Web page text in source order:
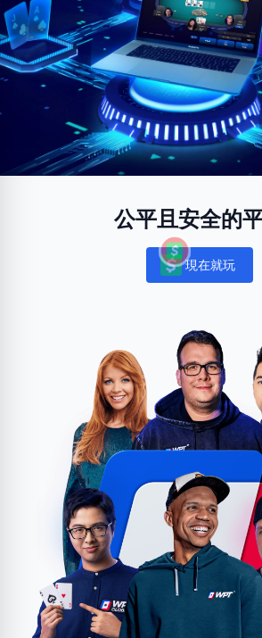
公平且安全的
Notifications
現在就玩